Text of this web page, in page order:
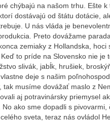
chýbajú na našom trhu. Ešte
dostávajú od štátu dotácie,
U nás vláda je
Preto dovážame
zemiaky z Hollandska, hoci
to príde na Slovensko nie je
slivák, jabĺk, hrušiek,
deje s našim
musíme dovážať maslo z
aj potravinársky priemysel
ako sme dopadli s
sveta, teraz nás ovládol